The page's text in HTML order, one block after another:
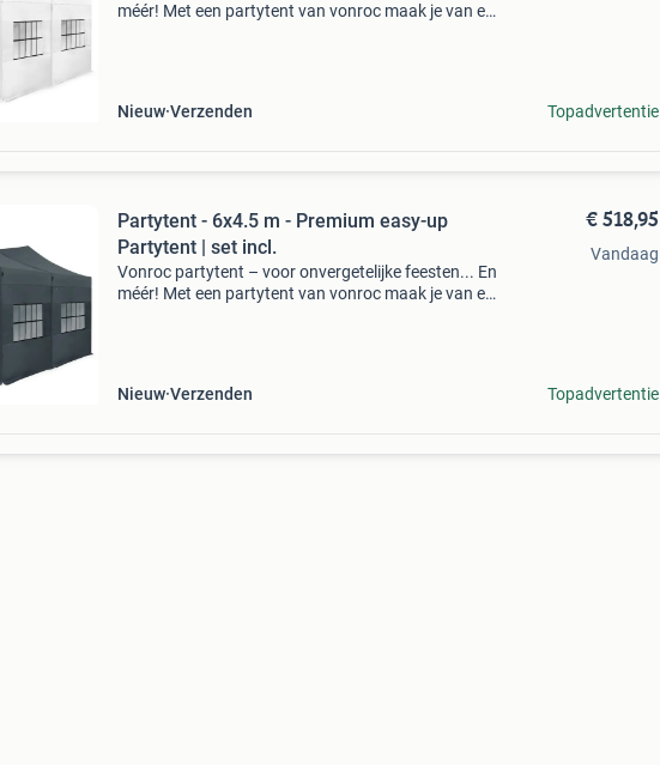
méér! Met een partytent van vonroc maak je van elk
Nieuw Verzenden Topadvertentie
Partytent - 6x4.5 m - Premium easy-up
Partytent | set incl.
Vonroc partytent – voor onvergetelijke feesten... En
méér! Met een partytent van vonroc maak je van elk
Nieuw Verzenden
€ 518,95
Vandaag
Topadvertentie